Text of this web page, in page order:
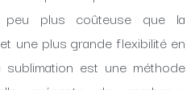
plus coûteuse que la
une plus grande flexibilité en
est une méthode